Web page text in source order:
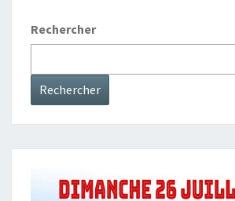
Rechercher
Rechercher